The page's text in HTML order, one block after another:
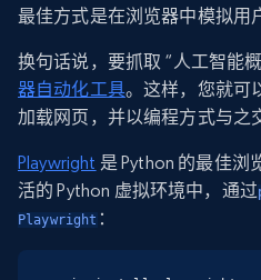
最佳方式是在浏览器中模拟用
换句话说，要抓取 “人工智能
器自动化工具。这样，您就可
加载网页，并以编程方式与之
Playwright 是 Python 的最佳浏
活的 Python 虚拟环境中，通过
Playwright ：